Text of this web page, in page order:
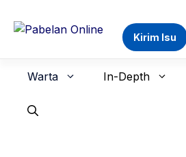
Kirim Isu
Warta In-Depth